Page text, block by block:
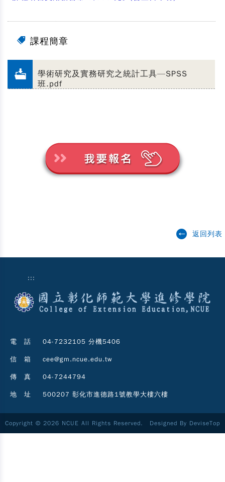
課程簡章
學術研究及實務研究之統計工具—SPSS
班.pdf
返回列表
:::
電 話 04-7232105 分機5406
信 箱 cee@gm.ncue.edu.tw
傳 真 04-7244794
地 址 500207 彰化市進德路1號教學大樓六樓
Copyright © 2026 NCUE All Rights Reserved. Designed By DeviseTop